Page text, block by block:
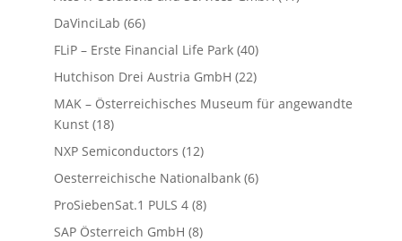
DaVinciLab (66)
FLiP – Erste Financial Life Park(40)
Hutchison Drei Austria GmbH (22)
MAK – Österreichisches Museum für angewandte
Kunst(18)
NXP Semiconductors (12)
Oesterreichische Nationalbank(6)
ProSiebenSat.1 PULS 4(8)
SAP Österreich GmbH (8)